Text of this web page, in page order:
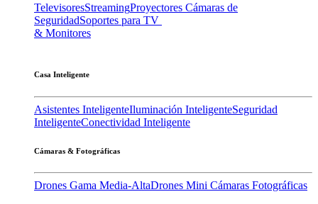
TelevisoresStreamingProyectores Cámaras de
SeguridadSoportes para TV
& Monitores
Casa Inteligente
Asistentes InteligenteIluminación InteligenteSeguridad
InteligenteConectividad Inteligente
Cámaras & Fotográficas
Drones Gama Media-AltaDrones Mini Cámaras Fotográficas